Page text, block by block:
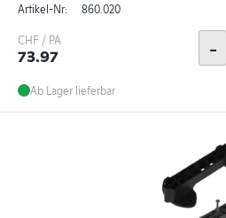
Artikel-Nr: 860.020
CHF / PA
73.97 -
Ab Lager lieferbar